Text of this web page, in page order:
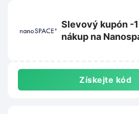
Slevový kupón -
nákup na
Získejte kód